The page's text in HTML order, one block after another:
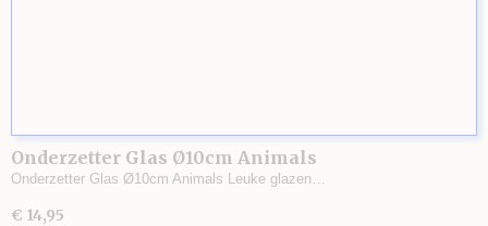
Onderzetter Glas Ø10cm Animals
Onderzetter Glas Ø10cm Animals Leuke glazen…
€ 14,95